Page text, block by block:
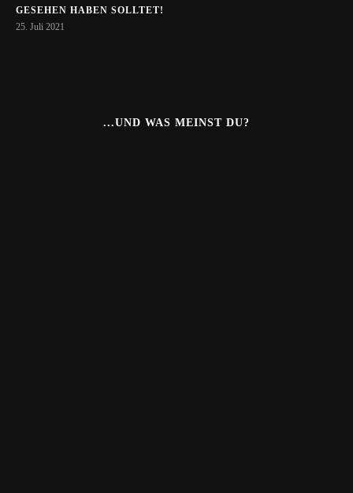
GESEHEN HABEN SOLLTET!
25. Juli 2021
...UND WAS MEINST DU?